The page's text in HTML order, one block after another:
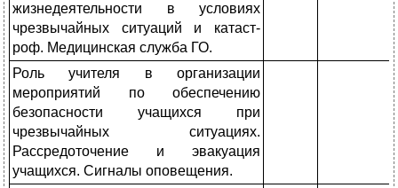
жизнедеятель­ности в условиях
чрезвы­чайных ситуаций и катаст­
роф. Медицинская служба ГО.
Роль учителя в органи­зации
мероприятий по обес­печению
безопасности уча­щихся при
чрезвычайных си­туациях.
Рассредоточение и эвакуация
учащихся. Сигна­лы оповещения.